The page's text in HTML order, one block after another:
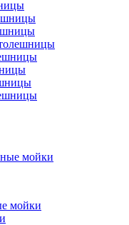
мойки
мойки